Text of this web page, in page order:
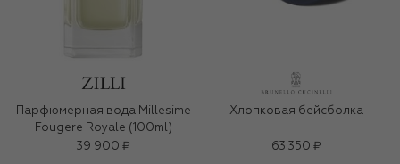
Парфюмерная вода Millesime
Fougere Royale (100ml)
39 900 ₽
Хлопковая бейсболка
63 350 ₽